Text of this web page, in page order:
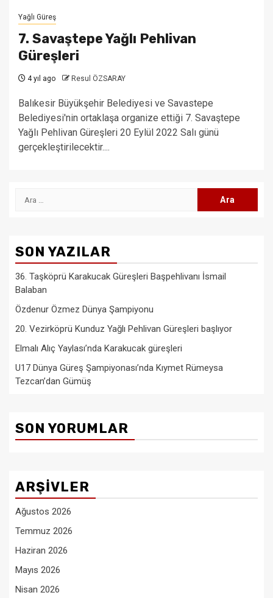
Yağlı Güreş
7. Savaştepe Yağlı Pehlivan
Güreşleri
4 yıl ago Resul ÖZSARAY
Balıkesir Büyükşehir Belediyesi ve Savastepe
Belediyesi'nin ortaklaşa organize ettiği 7. Savaştepe
Yağlı Pehlivan Güreşleri 20 Eylül 2022 Salı günü
gerçekleştirilecektir....
Arama:
SON YAZILAR
36. Taşköprü Karakucak Güreşleri Başpehlivanı İsmail
Balaban
Özdenur Özmez Dünya Şampiyonu
20. Vezirköprü Kunduz Yağlı Pehlivan Güreşleri başlıyor
Elmalı Alıç Yaylası’nda Karakucak güreşleri
U17 Dünya Güreş Şampiyonası’nda Kıymet Rümeysa
Tezcan’dan Gümüş
SON YORUMLAR
ARŞIVLER
Ağustos 2026
Temmuz 2026
Haziran 2026
Mayıs 2026
Nisan 2026